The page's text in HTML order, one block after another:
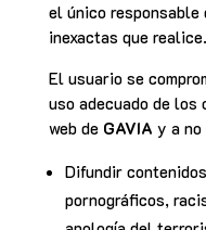
el único
inexactas que realice.
El usuario se
uso adecuado de
web de GAVIA y a
Difundir
pornográficos,